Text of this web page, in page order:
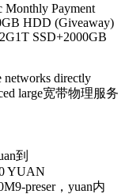
Payment
HDD (Giveaway)
SSD+2000GB
networks directly
large宽带物理服务
到
YUAN
preser，yuan内